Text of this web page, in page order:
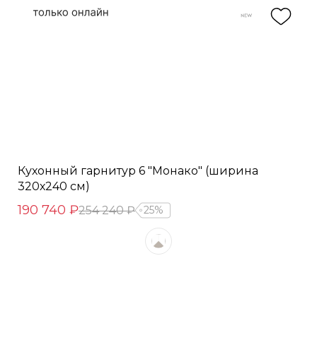
Кухонный гарнитур 6 "Монако" (ширина
320х240 см)
190 740 ₽254 240 ₽ 25%